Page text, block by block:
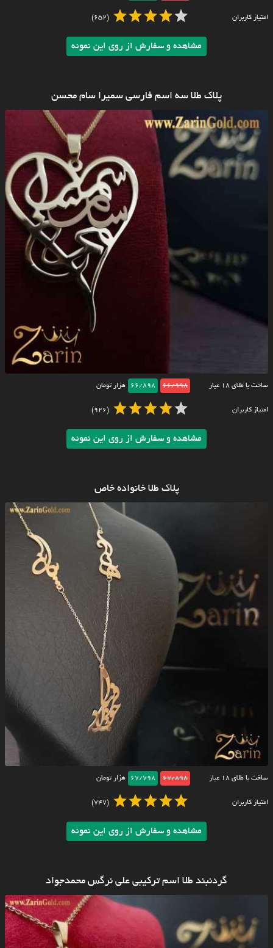
امتیاز کاربران (652)
مشاهده و سفارش از روی این نمونه
پلاک طلا سه اسم فارسی سمیرا سام محسن
ساخت با طلای ۱۸ عیار 66/998
66/898 هزار تومان
امتیاز کاربران (926)
مشاهده و سفارش از روی این نمونه
پلاک طلا خانواده خاص
ساخت با طلای ۱۸ عیار 67/898
67/798 هزار تومان
امتیاز کاربران (747)
مشاهده و سفارش از روی این نمونه
گردنبند طلا اسم ترکیبی علی نرگس محمدجواد